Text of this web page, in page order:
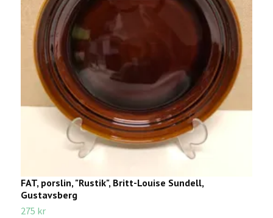
FAT, porslin, "Rustik", Britt-Louise Sundell,
Gustavsberg
275 kr